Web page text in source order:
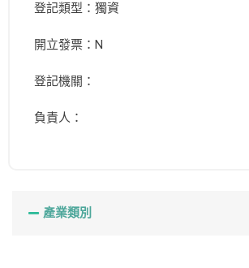
登記類型：獨資
開立發票：N
登記機關：
負責人：
產業類別